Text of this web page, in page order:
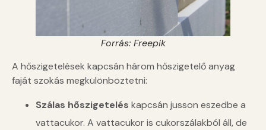
Forrás: Freepik
A hőszigetelések kapcsán három hőszigetelő anyag
faját szokás megkülönböztetni:
Szálas hőszigetelés kapcsán jusson eszedbe a
vattacukor. A vattacukor is cukorszálakból áll, de